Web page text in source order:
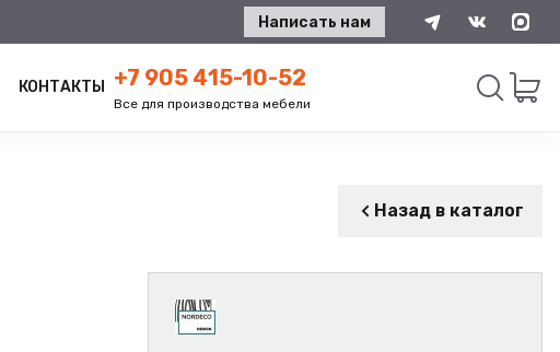
Написать нам
КОНТАКТЫ +7 905 415-10-52
Все для производства мебели
Назад в каталог